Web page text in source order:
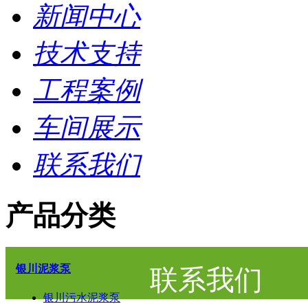
新闻中心
技术支持
工程案例
车间展示
联系我们
产品分类
银川泥浆泵
银川污水泥浆泵
联系我们